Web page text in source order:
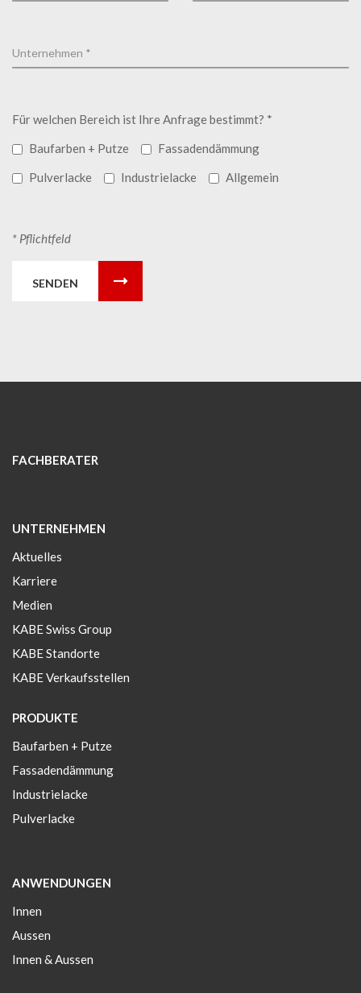
Für welchen Bereich ist Ihre Anfrage bestimmt? *
Baufarben + Putze
Fassadendämmung
Pulverlacke
Industrielacke Allgemein
* Pflichtfeld
SENDEN
FACHBERATER
UNTERNEHMEN
Aktuelles
Karriere
Medien
KABE Swiss Group
KABE Standorte
KABE Verkaufsstellen
PRODUKTE
Baufarben + Putze
Fassadendämmung
Industrielacke
Pulverlacke
ANWENDUNGEN
Innen
Aussen
Innen & Aussen